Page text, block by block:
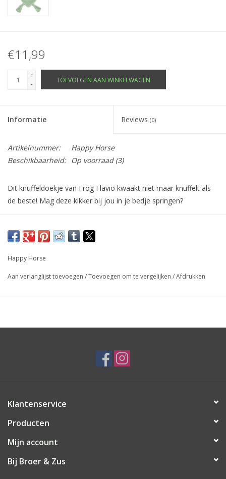
€11,99
+
-
TOEVOEGEN AAN WINKELWAGEN
Informatie Reviews (0)
Artikelnummer:
Happy Horse
Beschikbaarheid:
Op voorraad(3)
Dit knuffeldoekje van Frog Flavio kwaakt niet maar knuffelt als
de beste! Mag deze kikker bij jou in je bedje springen?
Happy Horse
Aan verlanglijst toevoegen /Toevoegen om te vergelijken /Afdrukken
Klantenservice
Producten
Mijn account
Bij Broer & Zus